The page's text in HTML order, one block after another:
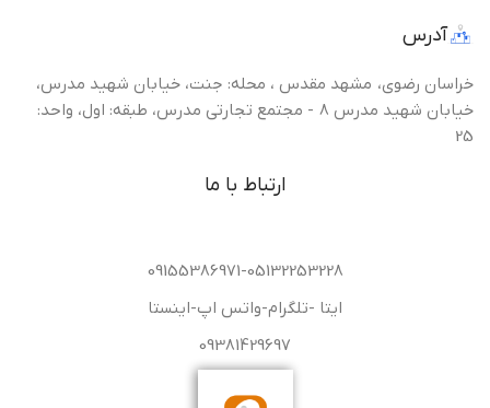
آدرس
خراسان رضوی، مشهد مقدس ، محله: جنت، خیابان شهید مدرس،
خیابان شهید مدرس 8 - مجتمع تجارتی مدرس، طبقه: اول، واحد:
25
ارتباط با ما
09155386971-05132253228
ایتا -تلگرام-واتس اپ-اینستا
09381429697